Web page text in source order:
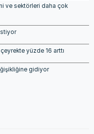
ve sektörleri daha çok
yüzde 16 arttı
gidiyor